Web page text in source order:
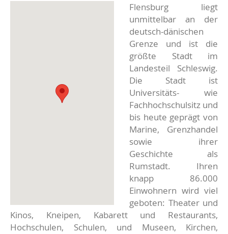
Flensburg liegt
unmittelbar an der
deutsch-dänischen
Grenze und ist die
größte Stadt im
Landesteil Schleswig.
Die Stadt ist
Universitäts- wie
Fachhochschulsitz und
bis heute geprägt von
Marine, Grenzhandel
sowie ihrer
Geschichte als
Rumstadt. Ihren
knapp 86.000
Einwohnern wird viel
geboten: Theater und
Kinos, Kneipen, Kabarett und Restaurants,
Hochschulen, Schulen, und Museen, Kirchen,